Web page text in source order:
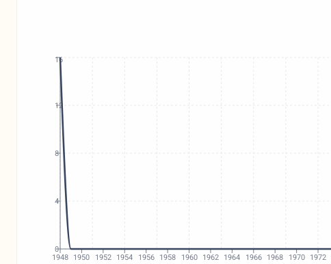
1948 1950 1952 1954 1956 1958 1960 1962 1964 1966 1968 1970 1972
0
4
8
12
16